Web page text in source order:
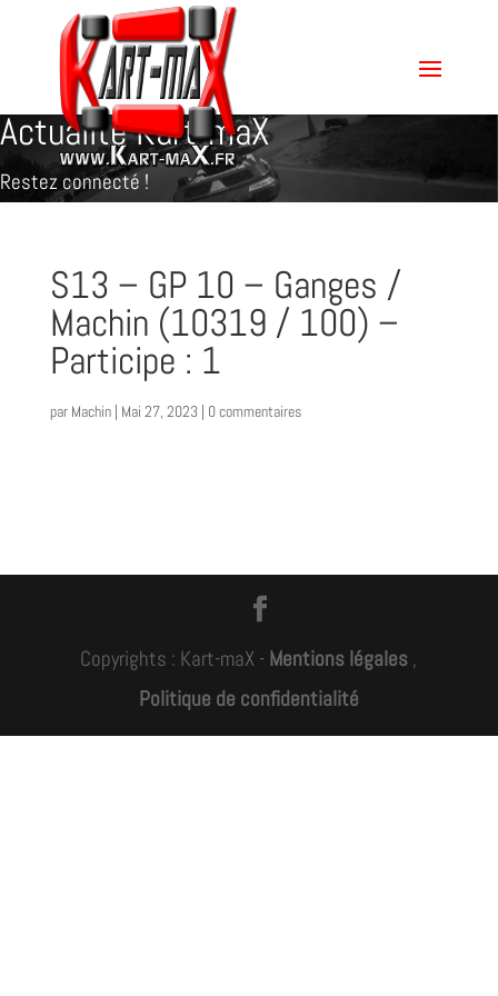
Actualité Kart-maX
Restez connecté !
S13 – GP 10 – Ganges /
Machin (10319 / 100) –
Participe : 1
par Machin| Mai 27, 2023| 0 commentaires
Copyrights : Kart-maX - Mentions légales ,
Politique de confidentialité